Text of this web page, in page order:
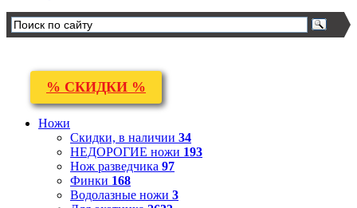
% СКИДКИ %
Ножи
Скидки, в наличии 34
НЕДОРОГИЕ ножи 193
Нож разведчика 97
Финки 168
Водолазные ножи 3